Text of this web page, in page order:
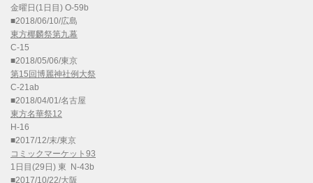
金曜日(1日目) O-59b
■2018/06/10/広島
東方椰麟祭第九幕
C-15
■2018/05/06/東京
第15回博麗神社例大祭
C-21ab
■2018/04/01/名古屋
東方名華祭12
H-16
■2017/12/末/東京
コミックマーケット93
1日目(29日) 東 N-43b
■2017/10/22/大阪